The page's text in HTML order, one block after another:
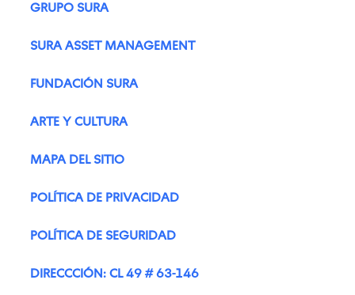
GRUPO SURA
SURA ASSET MANAGEMENT
FUNDACIÓN SURA
ARTE Y CULTURA
MAPA DEL SITIO
POLÍTICA DE PRIVACIDAD
POLÍTICA DE SEGURIDAD
DIRECCCIÓN: CL 49 # 63-146